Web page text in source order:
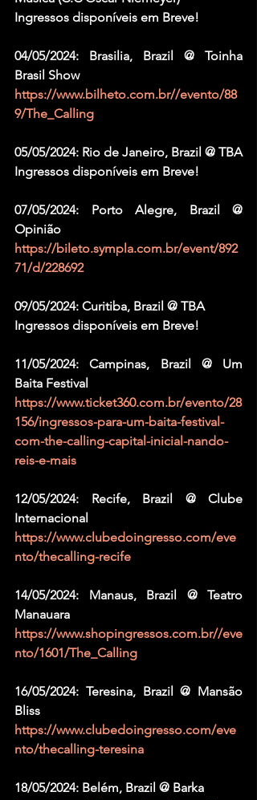
Ingressos disponíveis em Breve!
04/05/2024: Brasilia, Brazil @ Toinha
Brasil Show
https://www.bilheto.com.br//evento/88
9/The_Calling
05/05/2024: Rio de Janeiro, Brazil @ TBA
Ingressos disponíveis em Breve!
07/05/2024: Porto Alegre, Brazil @
Opinião
https://bileto.sympla.com.br/event/892
71/d/228692
09/05/2024: Curitiba, Brazil @ TBA
Ingressos disponíveis em Breve!
11/05/2024: Campinas, Brazil @ Um
Baita Festival
https://www.ticket360.com.br/evento/28
156/ingressos-para-um-baita-festival-
com-the-calling-capital-inicial-nando-
reis-e-mais
12/05/2024: Recife, Brazil @ Clube
Internacional
https://www.clubedoingresso.com/eve
nto/thecalling-recife
14/05/2024: Manaus, Brazil @ Teatro
Manauara
https://www.shopingressos.com.br//eve
nto/1601/The_Calling
16/05/2024: Teresina, Brazil @ Mansão
Bliss
https://www.clubedoingresso.com/eve
nto/thecalling-teresina
18/05/2024: Belém, Brazil @ Barka